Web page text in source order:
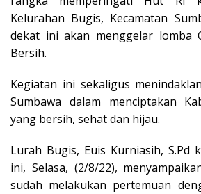
Kelurahan Bugis, Kecamatan
dekat ini akan menggelar lomba
Bersih.
Kegiatan ini sekaligus
Sumbawa dalam menciptakan
yang bersih, sehat dan hijau.
Lurah Bugis, Euis Kurniasih, S.Pd
ini, Selasa, (2/8/22),
sudah melakukan pertemuan